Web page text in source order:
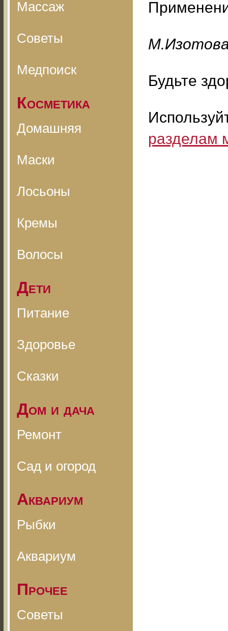
Массаж
Советы
Медпоиск
Косметика
Домашняя
Маски
Лосьоны
Кремы
Волосы
Дети
Питание
Здоровье
Сказки
Дом и дача
Ремонт
Сад и огород
Аквариум
Рыбки
Аквариум
Прочее
Советы
Будьте
разделам